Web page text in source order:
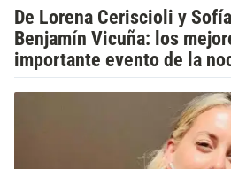
De Lorena Ceriscioli y
Benjamín Vicuña: los
importante evento de la